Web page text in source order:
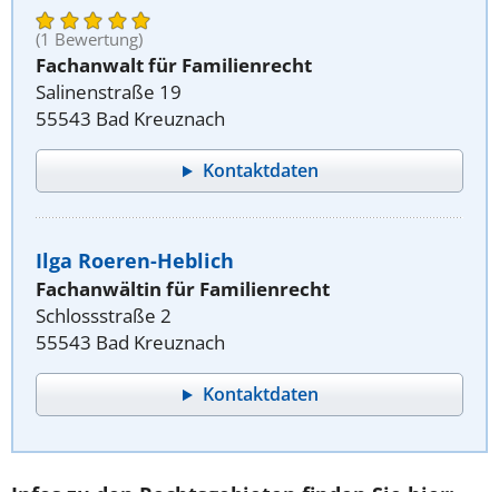
(1 Bewertung)
Fachanwalt für Familienrecht
Salinenstraße 19
55543 Bad Kreuznach
Kontaktdaten
Ilga Roeren-Heblich
Fachanwältin für Familienrecht
Schlossstraße 2
55543 Bad Kreuznach
Kontaktdaten